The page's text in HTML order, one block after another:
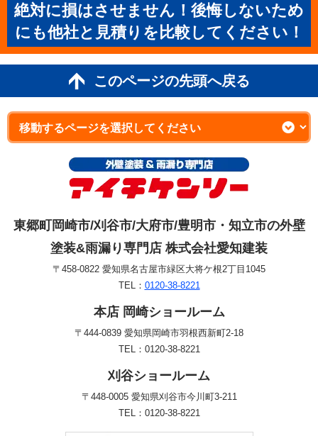
絶対に損はさせません！後悔しないため
にも他社と見積りを比較してください！
このページの先頭へ戻る
東郷町岡崎市/刈谷市/大府市/豊明市・知立市の外壁
塗装&雨漏り専門店 株式会社愛知建装
〒458-0822 愛知県名古屋市緑区大将ケ根2丁目1045
TEL： 0120-38-8221
本店 岡崎ショールーム
〒444-0839 愛知県岡崎市羽根西新町2-18
TEL：0120-38-8221
刈谷ショールーム
〒448-0005 愛知県刈谷市今川町3-211
TEL：0120-38-8221